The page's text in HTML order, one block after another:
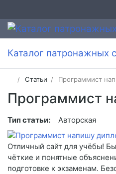
Каталог патронажных
Статьи Программист
Программист
Тип статьи: Авторская
Отличный сайт для учёбы!
чёткие и понятные
подготовке к экзаменам.